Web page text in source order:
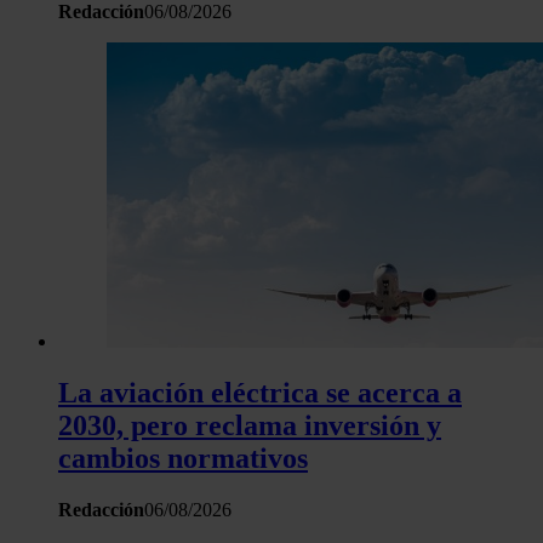
Redacción06/08/2026
La aviación eléctrica se acerca a
2030, pero reclama inversión y
cambios normativos
Redacción06/08/2026